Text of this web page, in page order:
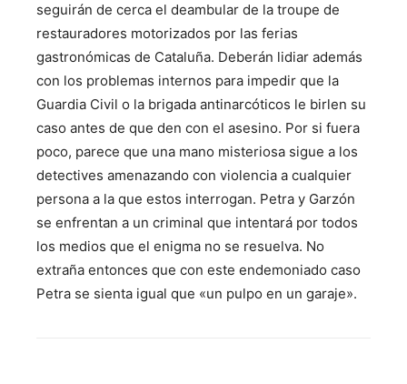
seguirán de cerca el deambular de la troupe de
restauradores motorizados por las ferias
gastronómicas de Cataluña. Deberán lidiar además
con los problemas internos para impedir que la
Guardia Civil o la brigada antinarcóticos le birlen su
caso antes de que den con el asesino. Por si fuera
poco, parece que una mano misteriosa sigue a los
detectives amenazando con violencia a cualquier
persona a la que estos interrogan. Petra y Garzón
se enfrentan a un criminal que intentará por todos
los medios que el enigma no se resuelva. No
extraña entonces que con este endemoniado caso
Petra se sienta igual que «un pulpo en un garaje».